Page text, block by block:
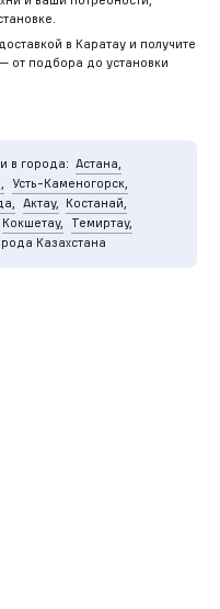
в Каратау и получите
от подбора до установки
в города: Астана,
Усть-Каменогорск,
Актау,
Костанай,
Кокшетау,
Темиртау,
Казахстана